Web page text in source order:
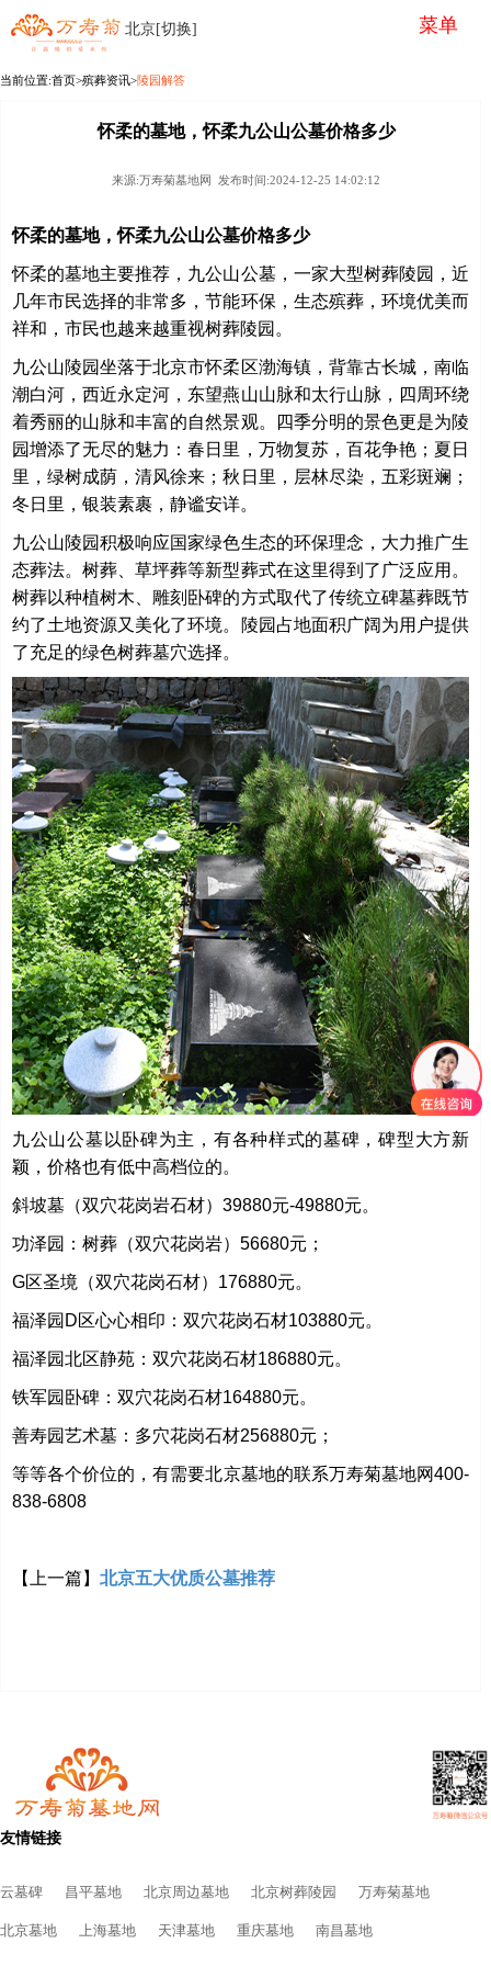
北京[切换] 菜单
当前位置:首页>殡葬资讯>陵园解答
怀柔的墓地，怀柔九公山公墓价格多少
来源:万寿菊墓地网 发布时间:2024-12-25 14:02:12
怀柔的墓地，怀柔九公山公墓价格多少
怀柔的墓地主要推荐，九公山公墓，一家大型树葬陵园，近
几年市民选择的非常多，节能环保，生态殡葬，环境优美而
祥和，市民也越来越重视树葬陵园。
九公山陵园坐落于北京市怀柔区渤海镇，背靠古长城，南临
潮白河，西近永定河，东望燕山山脉和太行山脉，四周环绕
着秀丽的山脉和丰富的自然景观。四季分明的景色更是为陵
园增添了无尽的魅力：春日里，万物复苏，百花争艳；夏日
里，绿树成荫，清风徐来；秋日里，层林尽染，五彩斑斓；
冬日里，银装素裹，静谧安详。
九公山陵园积极响应国家绿色生态的环保理念，大力推广生
态葬法。树葬、草坪葬等新型葬式在这里得到了广泛应用。
树葬以种植树木、雕刻卧碑的方式取代了传统立碑墓葬既节
约了土地资源又美化了环境。陵园占地面积广阔为用户提供
了充足的绿色树葬墓穴选择。
九公山公墓以卧碑为主，有各种样式的墓碑，碑型大方新
颖，价格也有低中高档位的。
斜坡墓（双穴花岗岩石材）39880元-49880元。
功泽园 ：树葬（双穴花岗岩）56680元；
G区圣境（双穴花岗石材）176880元。
福泽园D区心心相印 ：双穴花岗石材103880元。
福泽园北区静苑 ：双穴花岗石材186880元。
铁军园卧碑 ：双穴花岗石材164880元。
善寿园艺术墓 ：多穴花岗石材256880元；
等等各个价位的，有需要北京墓地的联系万寿菊墓地网400-
838-6808
【上一篇】 北京五大优质公墓推荐
友情链接
云墓碑 昌平墓地 北京周边墓地 北京树葬陵园 万寿菊墓地
北京墓地 上海墓地 天津墓地 重庆墓地 南昌墓地